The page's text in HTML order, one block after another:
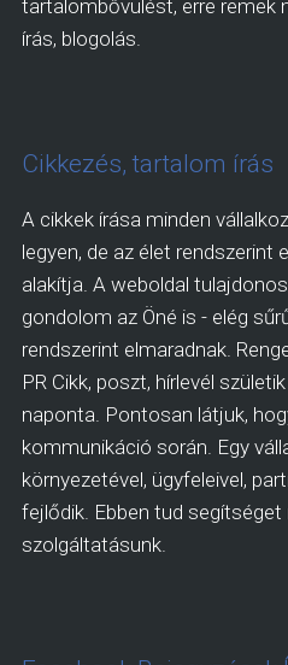
tartalombővülést, erre remek
írás, blogolás.
Cikkezés, tartalom írás
A cikkek írása minden
legyen, de az élet rendszerint
alakítja. A weboldal
gondolom az Öné is - elég
rendszerint elmaradnak.
PR Cikk, poszt, hírlevél
naponta. Pontosan látjuk,
kommunikáció során. Egy
környezetével, ügyfeleivel,
fejlődik. Ebben tud segítséget
szolgáltatásunk.